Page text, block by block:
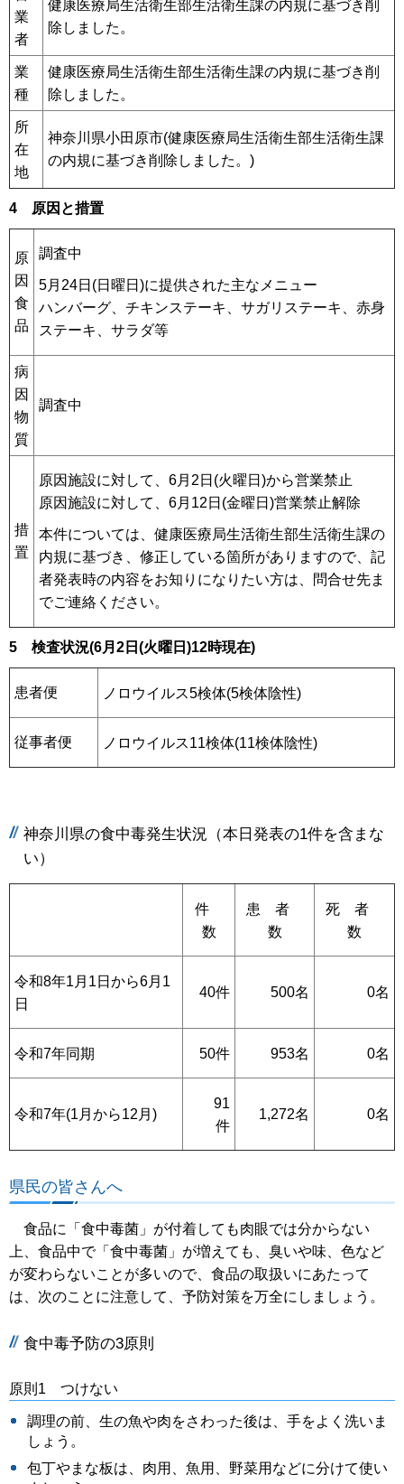
業
者
健康医療局生活衛生部生活衛生課の内規に基づき削
除しました。
業
種
健康医療局生活衛生部生活衛生課の内規に基づき削
除しました。
所
在
地
神奈川県小田原市(健康医療局生活衛生部生活衛生課
の内規に基づき削除しました。)
4 原因と措置
原
因
食
品
調査中
5月24日(日曜日)に提供された主なメニュー
ハンバーグ、チキンステーキ、サガリステーキ、赤身
ステーキ、サラダ等
病
因
物
質
調査中
措
置
原因施設に対して、6月2日(火曜日)から営業禁止
原因施設に対して、6月12日(金曜日)営業禁止解除
本件については、健康医療局生活衛生部生活衛生課の
内規に基づき、修正している箇所がありますので、記
者発表時の内容をお知りになりたい方は、問合せ先ま
でご連絡ください。
5 検査状況(6月2日(火曜日)12時現在)
患者便 ノロウイルス5検体(5検体陰性)
従事者便 ノロウイルス11検体(11検体陰性)
神奈川県の食中毒発生状況（本日発表の1件を含まな
い）
件
数
患 者
数
死 者
数
令和8年1月1日から6月1
日
40件 500名 0名
令和7年同期 50件 953名 0名
令和7年(1月から12月)
91
件
1,272名 0名
県民の皆さんへ
食品に「食中毒菌」が付着しても肉眼では分からない
上、食品中で「食中毒菌」が増えても、臭いや味、色など
が変わらないことが多いので、食品の取扱いにあたって
は、次のことに注意して、予防対策を万全にしましょう。
食中毒予防の3原則
原則1 つけない
調理の前、生の魚や肉をさわった後は、手をよく洗いま
しょう。
包丁やまな板は、肉用、魚用、野菜用などに分けて使い